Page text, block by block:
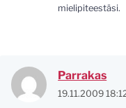
mielipiteestäsi.
Parrakas
19.11.2009